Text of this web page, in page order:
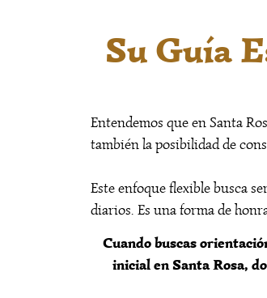
Su Guía
Entendemos que en Santa
también la posibilidad de
Este enfoque flexible busca
diarios. Es una forma de
Cuando buscas
inicial en Santa Rosa,